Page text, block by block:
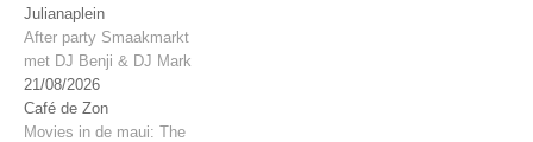
Julianaplein
After party Smaakmarkt
met DJ Benji & DJ Mark
21/08/2026
Café de Zon
Movies in de maui: The